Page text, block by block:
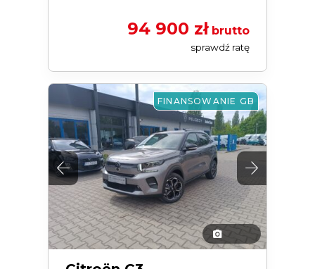
94 900 złbrutto
sprawdź ratę
FINANSOWANIE GB